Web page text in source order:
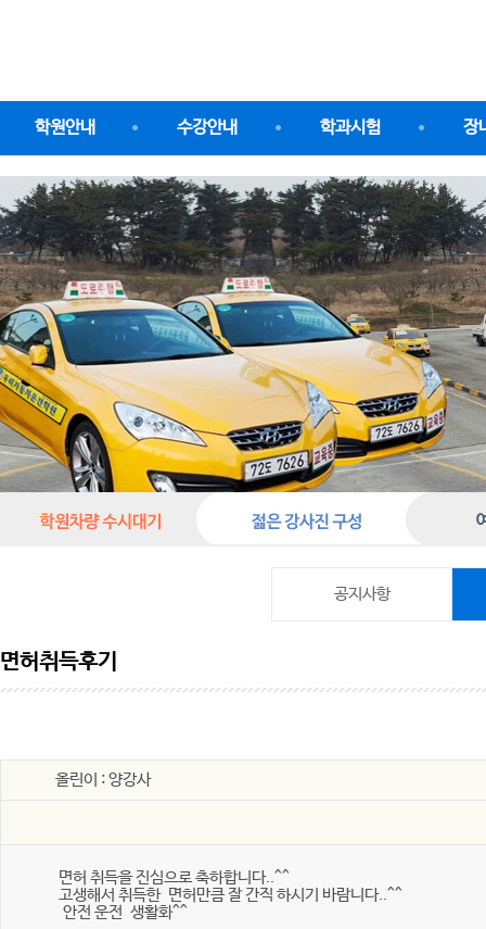
학원안내 수강안내 학과시험 장
공지사항
면허취득후기
올린이 : 양강사
면허 취득을 진심으로 축하합니다..^^
고생해서 취득한 면허만큼 잘 간직 하시기 바람니다..^^
안전 운전 생활화^^